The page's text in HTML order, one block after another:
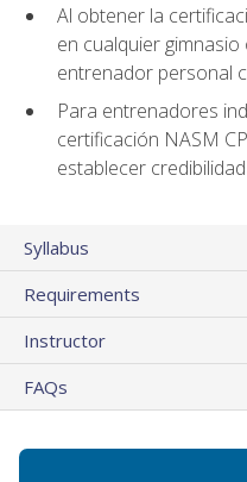
Al obtener la
en cualquier
entrenador personal
Para entrenadores
certificación NASM
establecer
Syllabus
Requirements
Instructor
FAQs